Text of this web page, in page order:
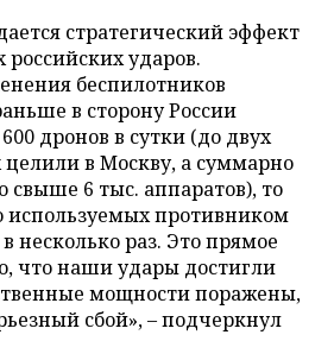
стратегический эффект
ударов.
беспилотников
в сторону России
дронов в сутки (до двух
целили в Москву, а суммарно
свыше 6 тыс. аппаратов), то
используемых противником
несколько раз. Это прямое
что наши удары достигли
мощности поражены,
сбой», – подчеркнул